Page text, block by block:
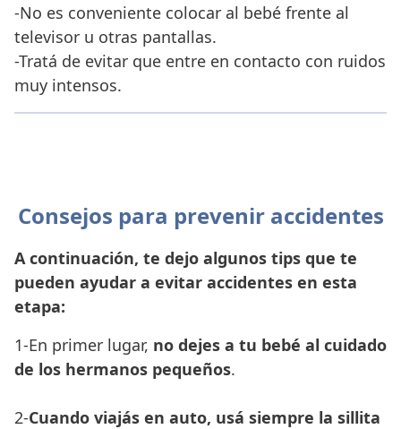
-No es conveniente colocar al bebé frente al
televisor u otras pantallas.
-Tratá de evitar que entre en contacto con ruidos
muy intensos.
Consejos para prevenir accidentes
A continuación, te dejo algunos tips que te
pueden ayudar a evitar accidentes en esta
etapa:
1-En primer lugar, no dejes a tu bebé al cuidado
de los hermanos pequeños.
2-Cuando viajás en auto, usá siempre la sillita